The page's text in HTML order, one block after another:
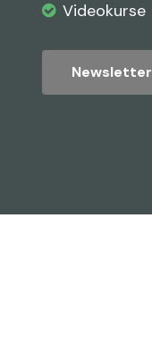
Videokurse
Newsletter